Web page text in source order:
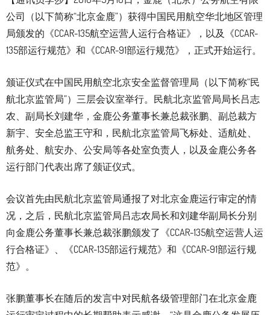
公司（以下简称“北京金鹿”）获得中国民用航空华北地区管理
局颁发的《CCAR-135航空运营人运行合格证》，以及《CCAR-
135部运行规范》和《CCAR-91部运行规范》，正式开始运行。
颁证仪式在中国民用航空北京安全监督管理局（以下简称“民
航北京监管局”）三层会议室举行。民航北京监管局局长吕志
农、副局长刘建华，金鹿公务董事长兼总裁张鹏、副总裁方
新宇、安全总监王守和，民航北京监管局飞标处、适航处、
航务处、航安办、公安局等各处室负责人，以及金鹿公务各
运行部门代表出席了颁证仪式。
会议首先由民航北京监管局通报了对北京金鹿运行审定的情
况，之后，民航北京监管局吕志农局长和刘建华副局长分别
向金鹿公务董事长兼总裁张鹏颁发了《CCAR-135航空运营人运
行合格证》、《CCAR-135部运行规范》和《CCAR-91部运行规
范》。
张鹏董事长在随后的发言中对民航各级管理部门在北京金鹿